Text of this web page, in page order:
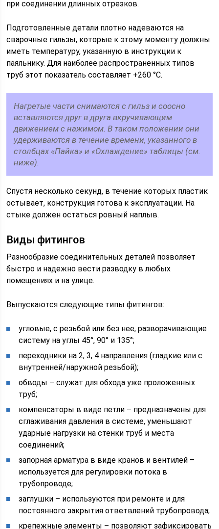
при соединении длинных отрезков.
Подготовленные детали плотно надеваются на
сварочные гильзы, которые к этому моменту должны
иметь температуру, указанную в инструкции к
паяльнику. Для наиболее распространенных типов
труб этот показатель составляет +260 °C.
Нагретые части снимаются с гильз и соосно
вставляются друг в друга вкручивающим
движением с нажимом. В таком положении они
удерживаются в течение времени, указанного в
столбцах «Пайка» и «Охлаждение» таблицы (см.
ниже).
Спустя несколько секунд, в течение которых пластик
остывает, конструкция готова к эксплуатации. На
стыке должен остаться ровный наплыв.
Виды фитингов
Разнообразие соединительных деталей позволяет
быстро и надежно вести разводку в любых
помещениях и на улице.
Выпускаются следующие типы фитингов:
угловые, с резьбой или без нее, разворачивающие
систему на углы 45°, 90° и 135°;
переходники на 2, 3, 4 направления (гладкие или с
внутренней/наружной резьбой);
обводы – служат для обхода уже проложенных
труб;
компенсаторы в виде петли – предназначены для
сглаживания давления в системе, уменьшают
ударные нагрузки на стенки труб и места
соединений;
запорная арматура в виде кранов и вентилей –
используется для регулировки потока в
трубопроводе;
заглушки – используются при ремонте и для
постоянного закрытия ответвлений трубопровода;
крепежные элементы – позволяют зафиксировать